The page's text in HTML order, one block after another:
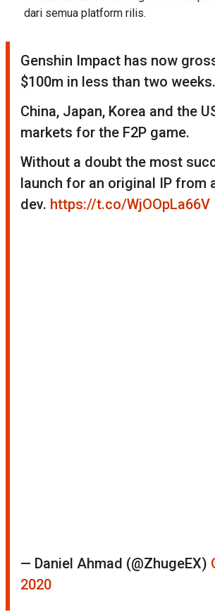
dari semua platform rilis.
Genshin Impact has now
$100m in less than two weeks.
China, Japan, Korea and the
markets for the F2P game.
Without a doubt the most
launch for an original IP from
dev. https://t.co/WjOOpLa66V
— Daniel Ahmad (@ZhugeEX)
2020